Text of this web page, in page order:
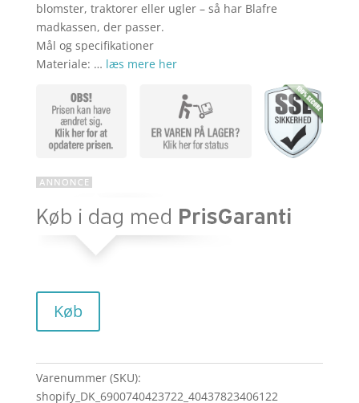
kr.
er:
kr.
blomster, traktorer eller ugler – så har Blafre
madkassen, der passer.
Mål og specifikationer
Materiale: … læs mere her
Køb
Varenummer (SKU):
shopify_DK_6900740423722_40437823406122